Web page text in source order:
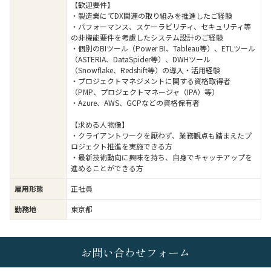
【歓迎要件】
・製造業にてDX関連の取り組みを推進したご経験
・パフォーマンス、スケーラビリティ、セキュリティ等
の非機能要件を考慮したシステム設計のご経験
・個別のBIツール（Power BI、Tableau等）、ETLツール
（ASTERIA、DataSpider等）、DWHツール
（Snowflake、Redshift等）の導入・活用経験
・プロジェクトマネジメントに関する資格取得者
（PMP、プロジェクトマネージャ（IPA）等）
・Azure、AWS、GCPなどの資格保有者
【求める人物像】
・クライアントワークを厭わず、業務観点も踏まえたプ
ロジェクト推進を実施できる方
・最新技術動向に興味を持ち、自身でキャッチアップを
進めることができる方
雇用形態
正社員
勤務地
東京都
お問い合わせフォーム